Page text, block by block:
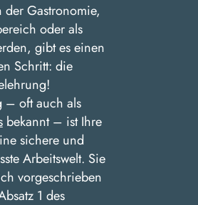
der Gastronomie,
oder als
gibt es einen
Schritt: die
– oft auch als
bekannt – ist Ihre
sichere und
Arbeitswelt. Sie
vorgeschrieben
1 des